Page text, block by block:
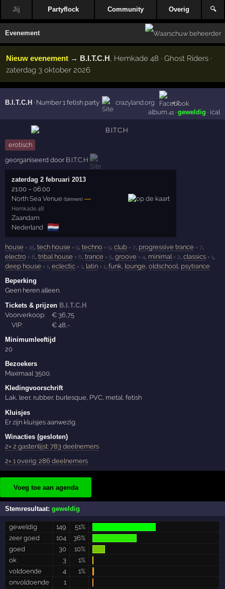
Jij Partyflock Community Overig 🔍
Evenement
Nieuw evenement → B.I.T.C.H, Hemkade 48 · Ghost Riders ·
zaterdag 3 oktober 2026
B.I.T.C.H · Number 1 fetish party crazyland.org
× 2
album ,41· geweldig · ical
erotisch
georganiseerd door B.I.T.C.H
zaterdag 2 februari 2013
21:00 –06:00
North Sea Venue (binnen) —
Hemkade 48
Zaandam
Nederland
🇳🇱
house × 15,tech house × 9,techno × 9,club × 7, progressive trance × 7,
electro × 6,tribal house × 6,trance × 5,groove × 4, minimal × 2,classics × 1,
deep house × 1,eclectic × 1, latin × 1,funk, lounge,oldschool, psytrance
Beperking
Geen heren alleen.
Tickets & prijzen B.I.T.C.H
Voorverkoop:
€ 36 ,75
VIP:
€48 ,-
Minimumleeftijd
20
Bezoekers
Maximaal 3500.
Kledingvoorschrift
Lak, leer, rubber, burlesque, PVC, metal, fetish
Kluisjes
Er zijn kluisjes aanwezig.
Winacties (gesloten)
2× 2 gastenlijst: 783 deelnemers
2× 1 overig: 286 deelnemers
Voeg toe aan agenda
Stemresultaat:geweldig
geweldig 149
51%
zeer goed
104
36%
goed
30
10%
ok
3
1%
voldoende
4
1%
onvoldoende
1